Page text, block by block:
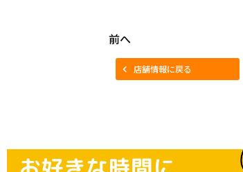
前へ
店舗情報に戻る